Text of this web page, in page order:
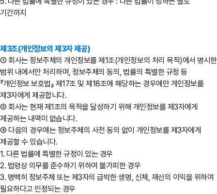
기간까지
제3조(개인정보의 제3자 제공)
① 회사는 정보주체의 개인정보를 제1조(개인정보의 처리 목적)에서 명시한
범위 내에서만 처리하며, 정보주체의 동의, 법률의 특별한 규정 등
『개인정보 보호법』 제17조 및 제18조에 해당하는 경우에만 개인정보를
제3자에게 제공합니다.
② 회사는 현재 제1조의 목적을 달성하기 위해 개인정보를 제3자에게
제공하는 내역이 없습니다.
③ 다음의 경우에는 정보주체의 사전 동의 없이 개인정보를 제3자에게
제공할 수 있습니다.
1. 다른 법률에 특별한 규정이 있는 경우
2. 법령상 의무를 준수하기 위하여 불가피한 경우
3. 명백히 정보주체 또는 제3자의 급박한 생명, 신체, 재산의 이익을 위하여
필요하다고 인정되는 경우